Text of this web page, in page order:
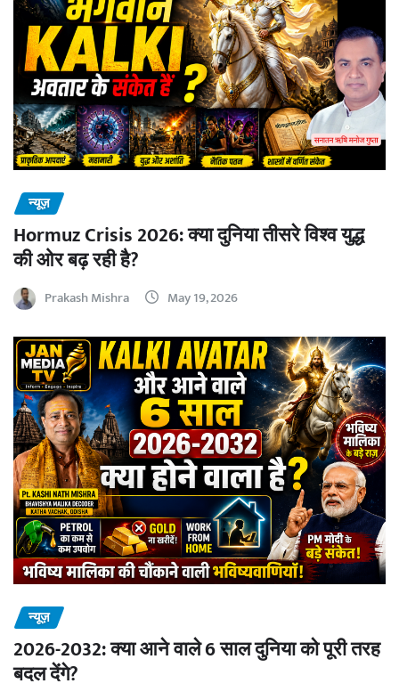
न्यूज़
Hormuz Crisis 2026: क्या दुनिया तीसरे विश्व युद्ध
की ओर बढ़ रही है?
Prakash Mishra May 19, 2026
न्यूज़
2026-2032: क्या आने वाले 6 साल दुनिया को पूरी तरह
बदल देंगे?